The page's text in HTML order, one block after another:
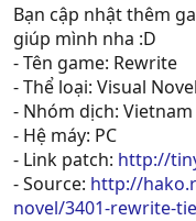
Bạn cập nhật thêm
giúp mình nha :D
- Tên game: Rewrite
- Thể loại: Visual Novel
- Nhóm dịch: Vietnam
- Hệ máy: PC
- Link patch: http://
- Source: http://
novel/3401-rewrite-